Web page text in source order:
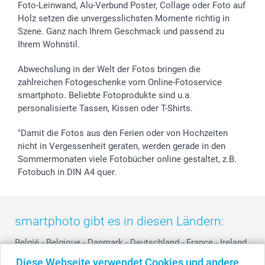
Diese Webseite verwendet Cookies und andere
Sticker & Etiketten
Geschenk-Gutscheine (PDF)
Presse
Partnerprogramme
Investor Relations
Widerrufsrecht
Kommunion & Konfirmation
Hochzeit
Geburtstag
Zu allen Anlässen
Lieferfristen
72h Lieferung
Zahlungsmöglichkeiten
Status der Bestellung
smartfriends
smartgarantie
smartbonus
Foto-Leinwand, Alu-Verbund Poster, Collage oder Foto auf
Holz setzen die unvergesslichsten Momente richtig in
Szene. Ganz nach Ihrem Geschmack und passend zu
Ihrem Wohnstil.
Abwechslung in der Welt der Fotos bringen die
zahlreichen Fotogeschenke vom Online-Fotoservice
smartphoto. Beliebte Fotoprodukte sind u.a.
personalisierte Tassen, Kissen oder T-Shirts.
"Damit die Fotos aus den Ferien oder von Hochzeiten
nicht in Vergessenheit geraten, werden gerade in den
Sommermonaten viele Fotobücher online gestaltet, z.B.
Fotobuch in DIN A4 quer.
smartphoto gibt es in diesen Ländern:
België - Belgique - Danmark - Deutschland - France - Ireland
- Nederland - Norge - Österreich - Schweiz Suisse -